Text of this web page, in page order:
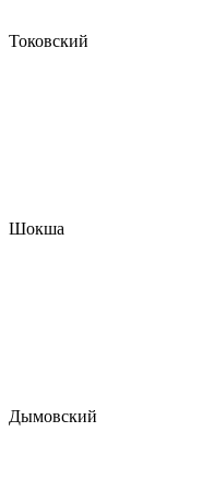
Токовский
Шокша
Дымовский